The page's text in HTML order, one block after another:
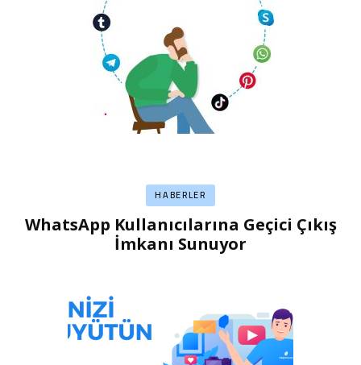
HABERLER
WhatsApp Kullanıcılarına Geçici Çıkış
İmkanı Sunuyor